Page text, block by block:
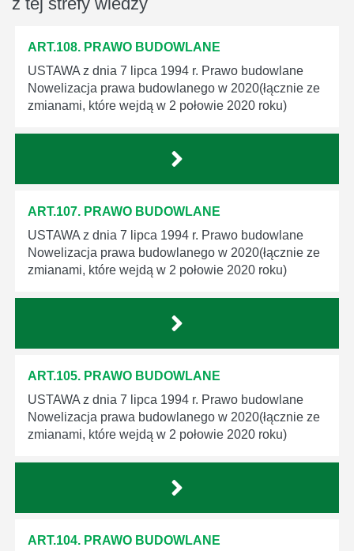
ART.108. PRAWO BUDOWLANE
USTAWA z dnia 7 lipca 1994 r. Prawo budowlane
Nowelizacja prawa budowlanego w 2020(łącznie ze
zmianami, które wejdą w 2 połowie 2020 roku)
ART.107. PRAWO BUDOWLANE
USTAWA z dnia 7 lipca 1994 r. Prawo budowlane
Nowelizacja prawa budowlanego w 2020(łącznie ze
zmianami, które wejdą w 2 połowie 2020 roku)
ART.105. PRAWO BUDOWLANE
USTAWA z dnia 7 lipca 1994 r. Prawo budowlane
Nowelizacja prawa budowlanego w 2020(łącznie ze
zmianami, które wejdą w 2 połowie 2020 roku)
ART.104. PRAWO BUDOWLANE